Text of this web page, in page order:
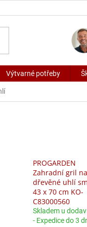
Výtvarné potřeby
PROGARDEN
Zahradní gril na
dřevěné uhlí
43 x 70 cm KO-
C83000560
Skladem u
- Expedice do 3